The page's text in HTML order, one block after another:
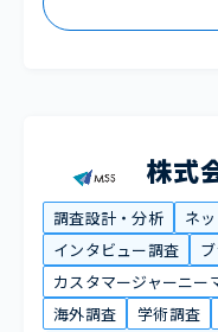
株式
調査設計・分析
ネ
インタビュー調査
カスタマージャーニー
海外調査
学術調査